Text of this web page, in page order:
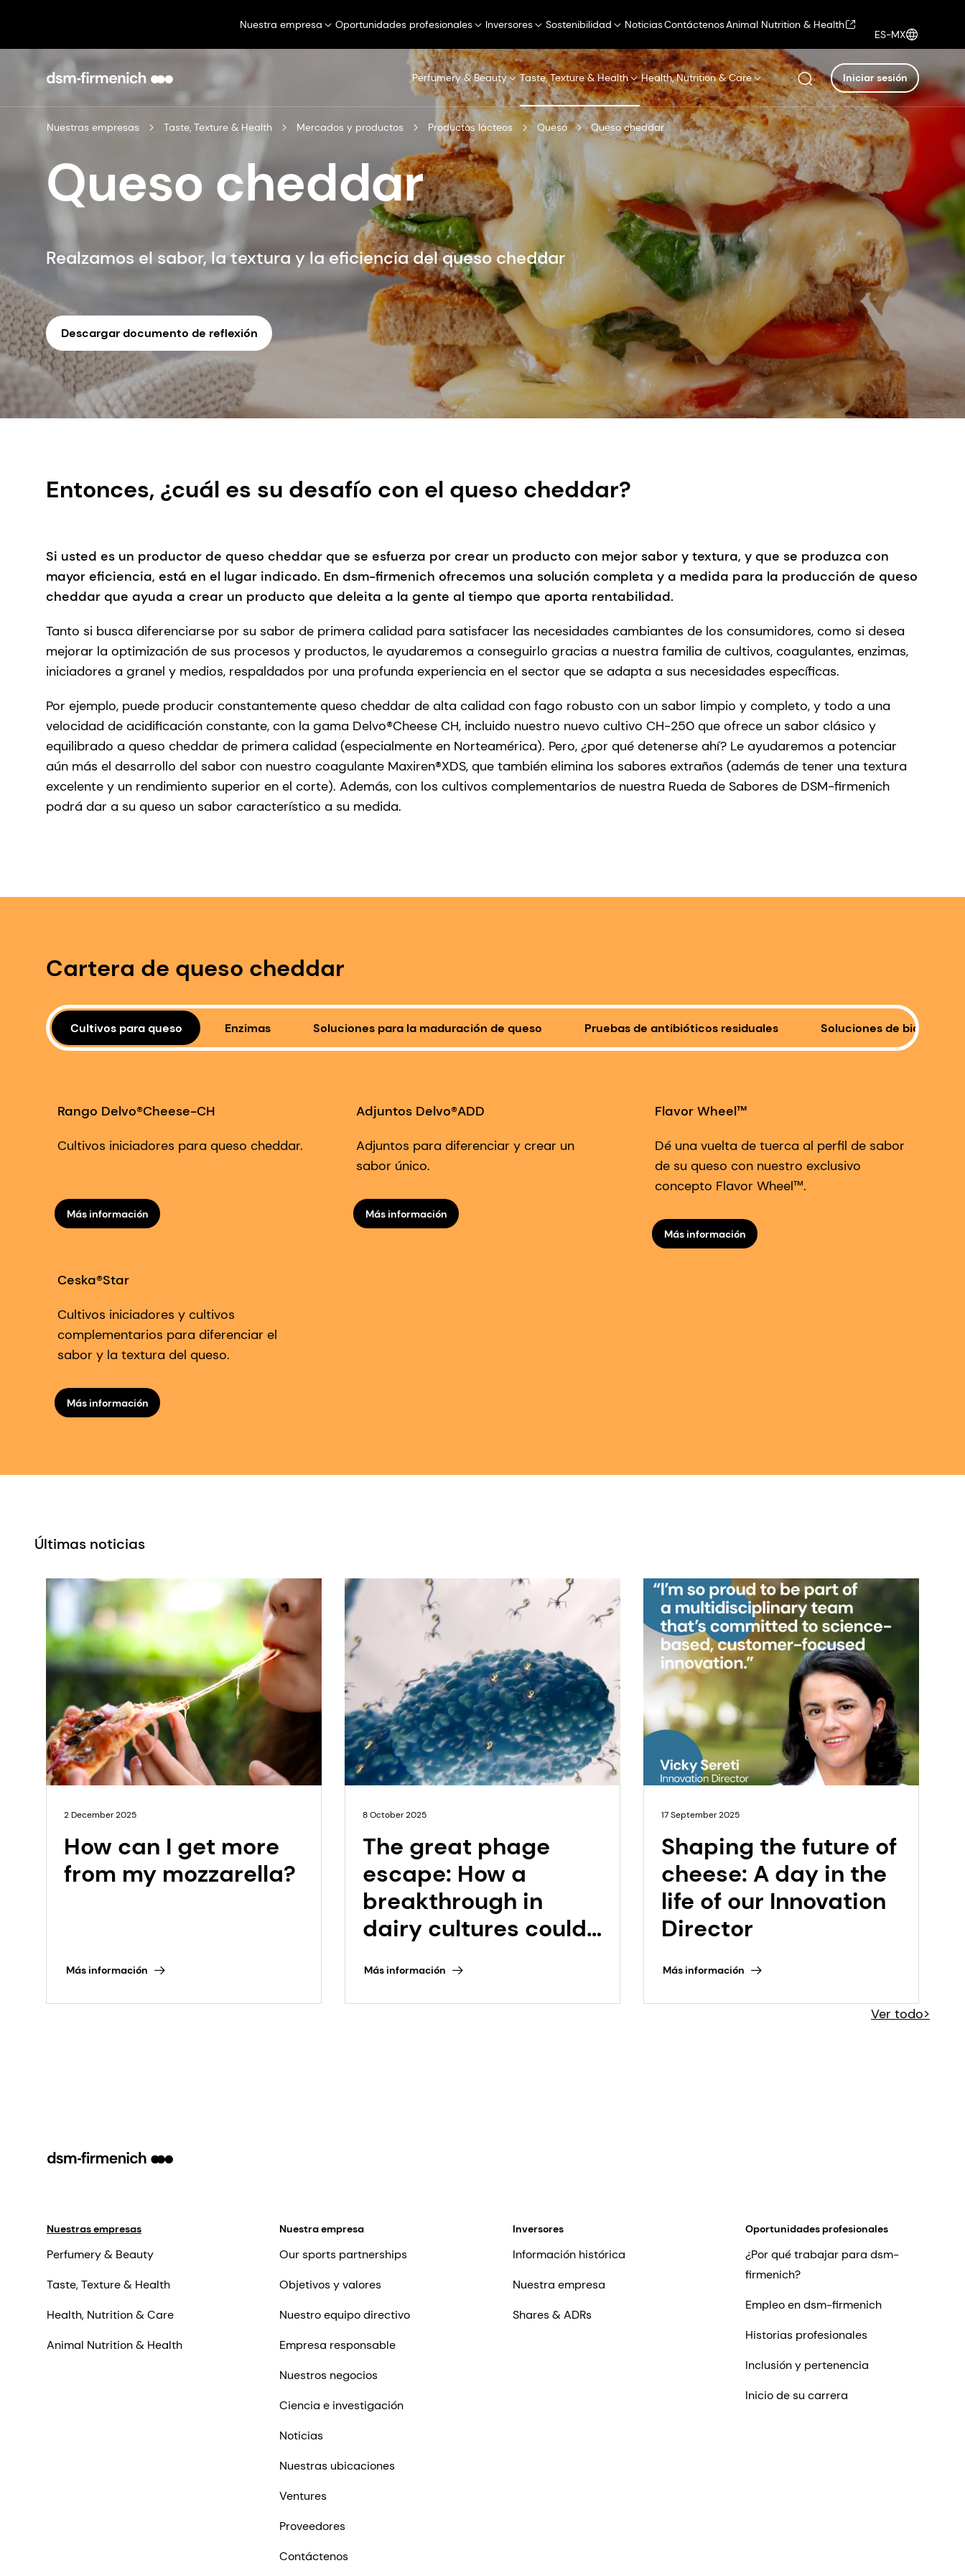
Nuestra empresa Oportunidades profesionales Inversores Sostenibilidad NoticiasContáctenosAnimal Nutrition & Health
ES-MX
Perfumery & Beauty Taste, Texture & Health Health, Nutrition & Care Iniciar sesión
Nuestras empresas Taste, Texture & Health Mercados y productos Productos lácteos Queso Queso cheddar
Queso cheddar
Realzamos el sabor, la textura y la eficiencia del queso cheddar
Descargar documento de reflexión
Entonces, ¿cuál es su desafío con el queso cheddar?
Si usted es un productor de queso cheddar que se esfuerza por crear un producto con mejor sabor y textura, y que se produzca con
mayor eficiencia, está en el lugar indicado. En dsm-firmenich ofrecemos una solución completa y a medida para la producción de queso
cheddar que ayuda a crear un producto que deleita a la gente al tiempo que aporta rentabilidad.
Tanto si busca diferenciarse por su sabor de primera calidad para satisfacer las necesidades cambiantes de los consumidores, como si desea
mejorar la optimización de sus procesos y productos, le ayudaremos a conseguirlo gracias a nuestra familia de cultivos, coagulantes, enzimas,
iniciadores a granel y medios, respaldados por una profunda experiencia en el sector que se adapta a sus necesidades específicas.
Por ejemplo, puede producir constantemente queso cheddar de alta calidad con fago robusto con un sabor limpio y completo, y todo a una
velocidad de acidificación constante, con la gama Delvo®Cheese CH, incluido nuestro nuevo cultivo CH-250 que ofrece un sabor clásico y
equilibrado a queso cheddar de primera calidad (especialmente en Norteamérica). Pero, ¿por qué detenerse ahí? Le ayudaremos a potenciar
aún más el desarrollo del sabor con nuestro coagulante Maxiren®XDS, que también elimina los sabores extraños (además de tener una textura
excelente y un rendimiento superior en el corte). Además, con los cultivos complementarios de nuestra Rueda de Sabores de DSM-firmenich
podrá dar a su queso un sabor característico a su medida.
Cartera de queso cheddar
Cultivos para queso Enzimas Soluciones para la maduración de queso Pruebas de antibióticos residuales Soluciones de
Rango Delvo®Cheese-CH
Cultivos iniciadores para queso cheddar.
Más información
Adjuntos Delvo®ADD
Adjuntos para diferenciar y crear un
sabor único.
Más información
Flavor Wheel™
Dé una vuelta de tuerca al perfil de sabor
de su queso con nuestro exclusivo
concepto Flavor Wheel™.
Más información
Ceska®Star
Cultivos iniciadores y cultivos
complementarios para diferenciar el
sabor y la textura del queso.
Más información
Últimas noticias
2 December 2025
How can I get more
from my mozzarella?
Más información
8 October 2025
The great phage
escape: How a
breakthrough in
dairy cultures could
fermentation in dairy
and beyond
Más información
17 September 2025
Shaping the future of
cheese: A day in the
life of our Innovation
Director
Más información
Ver todo>
Nuestras empresas
Perfumery & Beauty
Taste, Texture & Health
Health, Nutrition & Care
Animal Nutrition & Health
Nuestra empresa
Our sports partnerships
Objetivos y valores
Nuestro equipo directivo
Empresa responsable
Nuestros negocios
Ciencia e investigación
Noticias
Nuestras ubicaciones
Ventures
Proveedores
Contáctenos
Inversores
Información histórica
Nuestra empresa
Shares & ADRs
Oportunidades profesionales
¿Por qué trabajar para dsm-
firmenich?
Empleo en dsm-firmenich
Historias profesionales
Inclusión y pertenencia
Inicio de su carrera